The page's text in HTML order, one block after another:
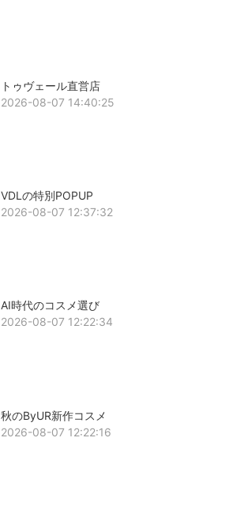
トゥヴェール直営店
2026-08-07 14:40:25
VDLの特別POPUP
2026-08-07 12:37:32
AI時代のコスメ選び
2026-08-07 12:22:34
秋のByUR新作コスメ
2026-08-07 12:22:16